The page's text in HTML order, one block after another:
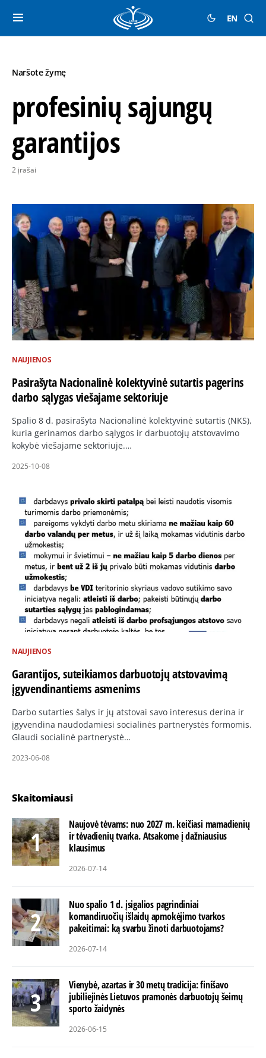
EN
Naršote žymę
profesinių sąjungų
garantijos
2 įrašai
NAUJIENOS
Pasirašyta Nacionalinė kolektyvinė sutartis pagerins
darbo sąlygas viešajame sektoriuje
Spalio 8 d. pasirašyta Nacionalinė kolektyvinė sutartis (NKS),
kuria gerinamos darbo sąlygos ir darbuotojų atstovavimo
kokybė viešajame sektoriuje.…
2025-10-08
NAUJIENOS
Garantijos, suteikiamos darbuotojų atstovavimą
įgyvendinantiems asmenims
Darbo sutarties šalys ir jų atstovai savo interesus derina ir
įgyvendina naudodamiesi socialinės partnerystės formomis.
Glaudi socialinė partnerystė…
2023-06-08
Skaitomiausi
Naujovė tėvams: nuo 2027 m. keičiasi mamadienių
ir tėvadienių tvarka. Atsakome į dažniausius
klausimus
2026-07-14
Nuo spalio 1 d. įsigalios pagrindiniai
komandiruočių išlaidų apmokėjimo tvarkos
pakeitimai: ką svarbu žinoti darbuotojams?
2026-07-14
Vienybė, azartas ir 30 metų tradicija: finišavo
jubiliejinės Lietuvos pramonės darbuotojų šeimų
sporto žaidynės
2026-06-15